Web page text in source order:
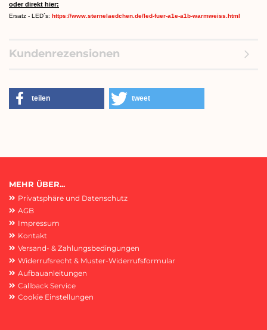
oder direkt hier:
Ersatz - LED´s: https://www.sternelaedchen.de/led-fuer-a1e-a1b-warmweiss.html
Kundenrezensionen
teilen tweet
MEHR ÜBER...
Privatsphäre und Datenschutz
AGB
Impressum
Kontakt
Versand- & Zahlungsbedingungen
Widerrufsrecht & Muster-Widerrufsformular
Aufbauanleitungen
Callback Service
Cookie Einstellungen